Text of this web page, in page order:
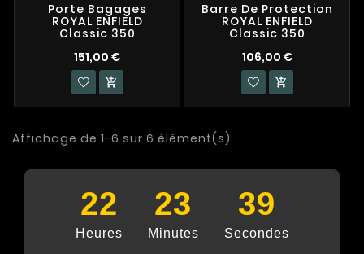
Porte Bagages
ROYAL ENFIELD
Classic 350
151,00 €

Barre De Protection
ROYAL ENFIELD
Classic 350
106,00 €

Affichage de 1-6 sur 6 élément(s)
22
Heures
23
Minutes
39
Secondes